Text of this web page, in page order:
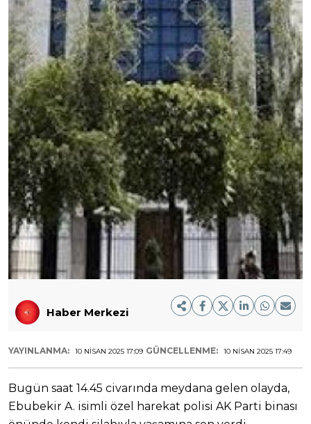
Haber Merkezi
YAYINLANMA: 10 NISAN 2025 17:09 GÜNCELLENME: 10 NISAN 2025 17:49
Bugün saat 14.45 civarında meydana gelen olayda,
Ebubekir A. isimli özel harekat polisi AK Parti binası